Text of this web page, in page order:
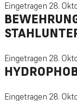
Eingetragen 28.
Eingetragen 28.
Eingetragen 28.